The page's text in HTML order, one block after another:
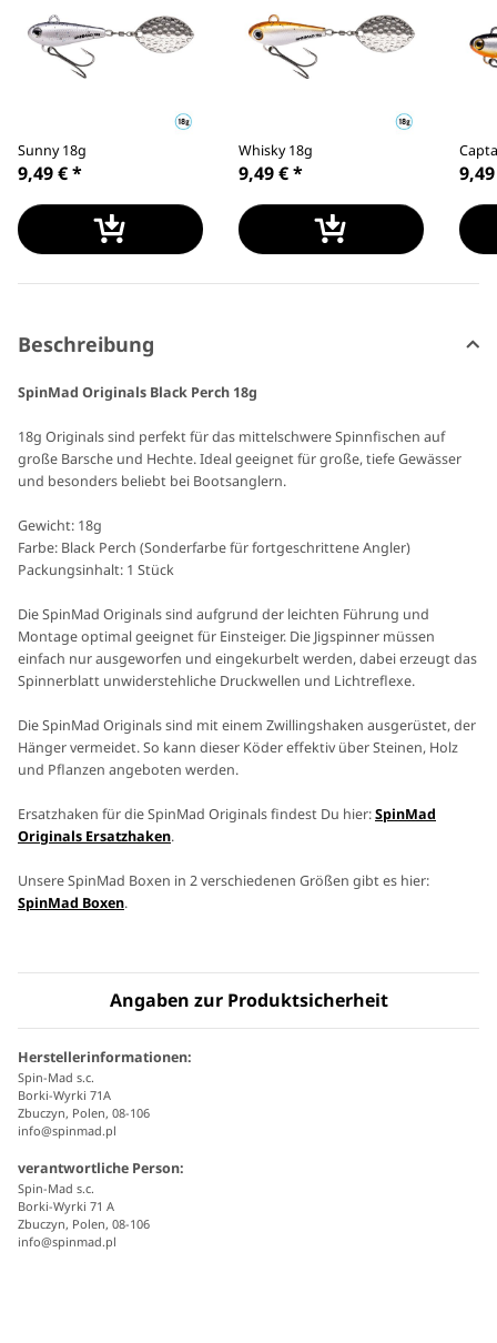
Sunny 18g
9,49 €*
Whisky 18g
9,49 €*
Beschreibung
SpinMad Originals Black Perch 18g
18g Originals sind perfekt für das mittelschwere Spinnfischen auf
große Barsche und Hechte. Ideal geeignet für große, tiefe Gewässer
und besonders beliebt bei Bootsanglern.
Gewicht: 18g
Farbe: Black Perch (Sonderfarbe für fortgeschrittene Angler)
Packungsinhalt: 1 Stück
Die SpinMad Originals sind aufgrund der leichten Führung und
Montage optimal geeignet für Einsteiger. Die Jigspinner müssen
einfach nur ausgeworfen und eingekurbelt werden, dabei erzeugt das
Spinnerblatt unwiderstehliche Druckwellen und Lichtreflexe.
Die SpinMad Originals sind mit einem Zwillingshaken ausgerüstet, der
Hänger vermeidet. So kann dieser Köder effektiv über Steinen, Holz
und Pflanzen angeboten werden.
Ersatzhaken für die SpinMad Originals findest Du hier:SpinMad
Originals Ersatzhaken.
Unsere SpinMad Boxen in 2 verschiedenen Größen gibt es hier:
SpinMad Boxen.
Angaben zur Produktsicherheit
Herstellerinformationen:
Spin-Mad s.c.
Borki-Wyrki 71A
Zbuczyn, Polen, 08-106
info@spinmad.pl
verantwortliche Person:
Spin-Mad s.c.
Borki-Wyrki 71 A
Zbuczyn, Polen, 08-106
info@spinmad.pl